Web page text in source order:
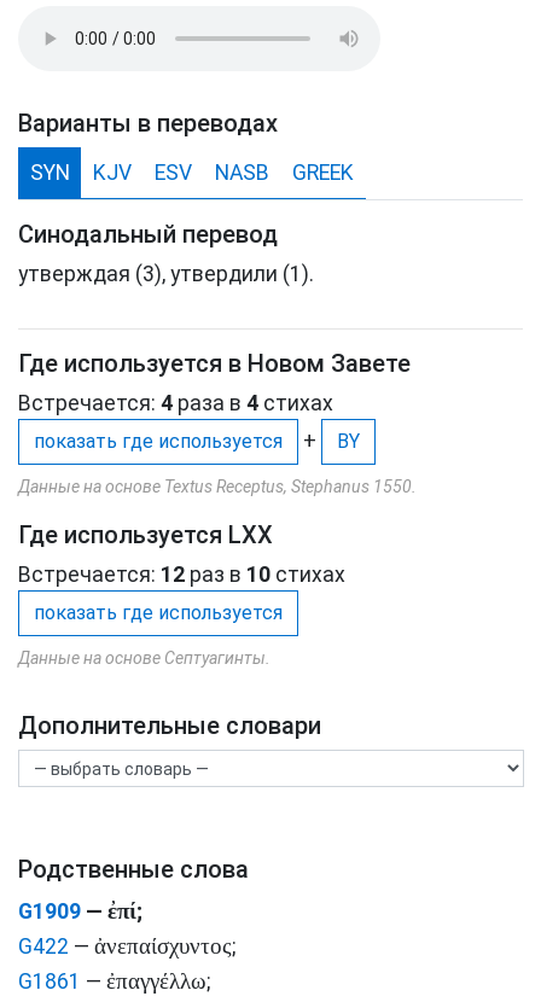
Варианты в переводах
SYN KJV ESV NASB GREEK
Синодальный перевод
утверждая (3), утвердили (1).
Где используется в Новом Завете
Встречается: 4 раза в 4 стихах
показать где используется + BY
Данные на основе Textus Receptus, Stephanus 1550.
Где используется LXX
Встречается: 12 раз в 10 стихах
показать где используется
Данные на основе Септуагинты.
Дополнительные словари
Родственные слова
G1909 — ἐπί;
G422 — ἀνεπαίσχυντος;
G1861 — ἐπαγγέλλω;